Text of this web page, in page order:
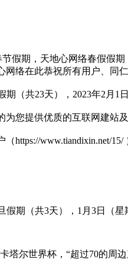
节假期，天地心网络春假假
络在此恭祝所有用户、同
（共23天），2023年2月1
您提供优质的互联网建站
https://www.tiandixin.net/
假期（共3天），1月3日（
尔世界杯，“超过70的周